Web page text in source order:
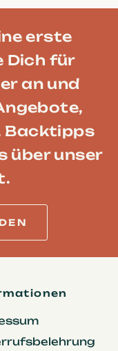
erste
Dich für
an und
Backtipps
über unser